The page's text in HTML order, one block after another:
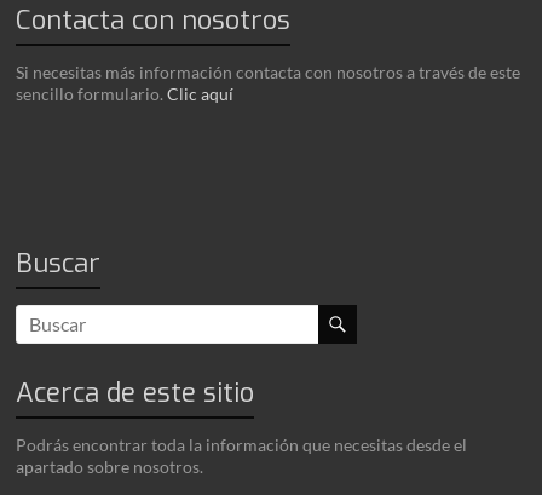
Contacta con nosotros
Si necesitas más información contacta con nosotros a través de este
sencillo formulario.Clic aquí
Buscar
Acerca de este sitio
Podrás encontrar toda la información que necesitas desde el
apartado sobre nosotros.